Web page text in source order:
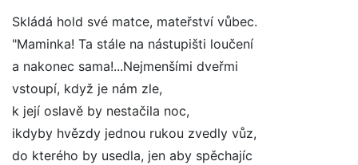
Skládá hold své matce, mateřství vůbec.
"Maminka! Ta stále na nástupišti loučení
a nakonec sama!...Nejmenšími dveřmi
vstoupí, když je nám zle,
k její oslavě by nestačila noc,
ikdyby hvězdy jednou rukou zvedly vůz,
do kterého by usedla, jen aby spěchajíc